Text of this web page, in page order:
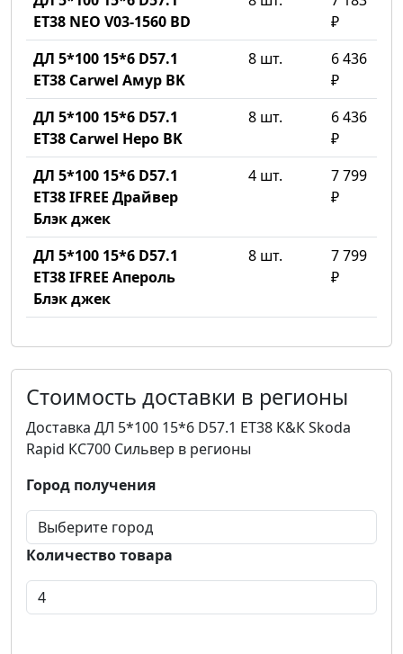
ET38 NEO V03-1560 BD
₽
ДЛ 5*100 15*6 D57.1
ET38 Carwel Амур BK
8 шт.
6 436
₽
ДЛ 5*100 15*6 D57.1
ET38 Carwel Неро BK
8 шт.
6 436
₽
ДЛ 5*100 15*6 D57.1
ET38 IFREE Драйвер
Блэк джек
4 шт.
7 799
₽
ДЛ 5*100 15*6 D57.1
ET38 IFREE Апероль
Блэк джек
8 шт.
7 799
₽
Стоимость доставки в регионы
Доставка ДЛ 5*100 15*6 D57.1 ET38 К&К Skoda
Rapid КС700 Сильвер в регионы
Город получения
Количество товара